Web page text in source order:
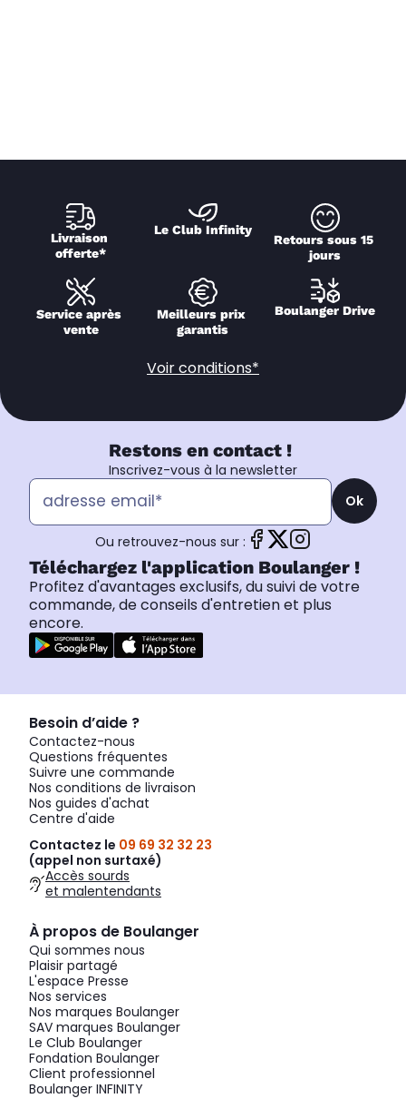
Livraison
offerte*
Le Club Infinity
Retours sous 15
jours
Service après
vente
Meilleurs prix
garantis
Boulanger Drive
Voir conditions*
Restons en contact !
Inscrivez-vous à la newsletter
Ok
Ou retrouvez-nous sur :
Téléchargez l'application Boulanger !
Profitez d'avantages exclusifs, du suivi de votre
commande, de conseils d'entretien et plus
encore.
Besoin d’aide ?
Contactez-nous
Questions fréquentes
Suivre une commande
Nos conditions de livraison
Nos guides d'achat
Centre d'aide
Contactez le 09 69 32 32 23
(appel non surtaxé)
Accès sourds
et malentendants
À propos de Boulanger
Qui sommes nous
Plaisir partagé
L'espace Presse
Nos services
Nos marques Boulanger
SAV marques Boulanger
Le Club Boulanger
Fondation Boulanger
Client professionnel
Boulanger INFINITY